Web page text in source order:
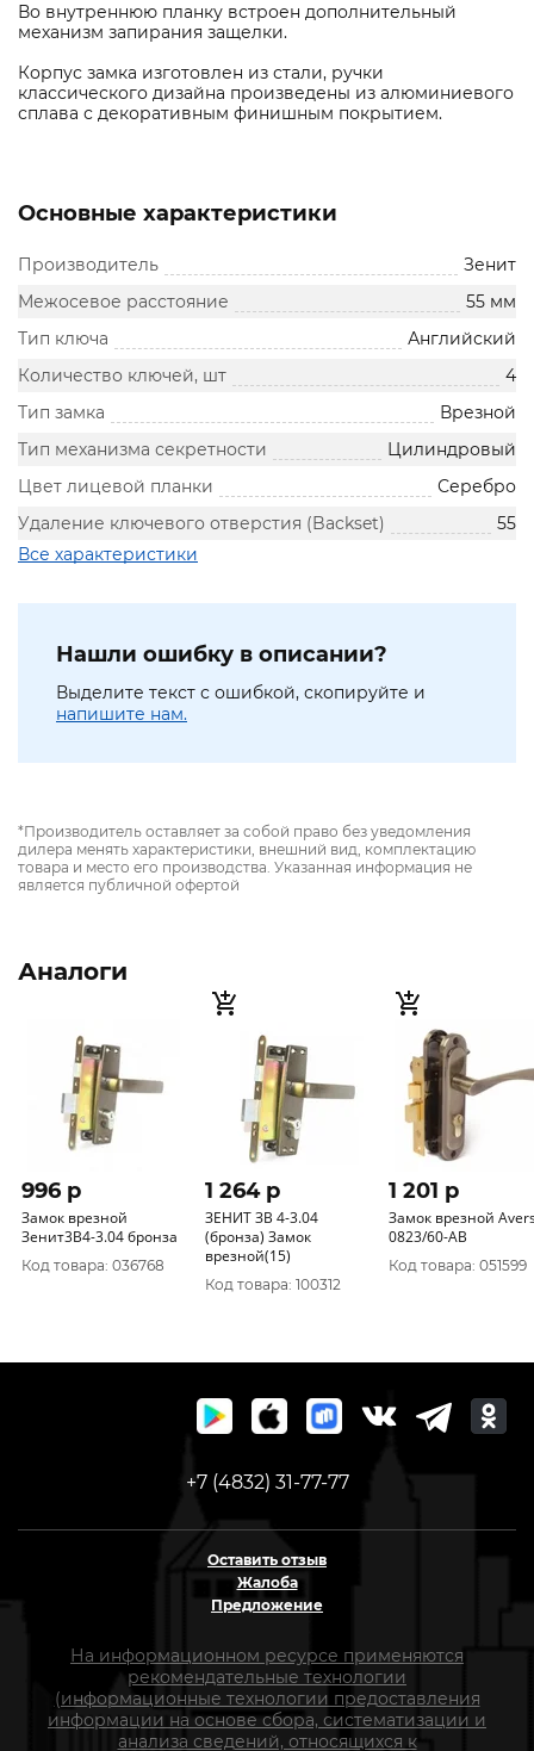
Во внутреннюю планку встроен дополнительный
механизм запирания защелки.
Корпус замка изготовлен из стали, ручки
классического дизайна произведены из алюминиевого
сплава с декоративным финишным покрытием.
Основные характеристики
Производитель
Зенит
Межосевое расстояние
55 мм
Тип ключа
Английский
Количество ключей, шт
4
Тип замка
Врезной
Тип механизма секретности
Цилиндровый
Цвет лицевой планки
Серебро
Удаление ключевого отверстия (Backset)
55
Все характеристики
Нашли ошибку в описании?
Выделите текст с ошибкой, скопируйте и
напишите нам.
*Производитель оставляет за собой право без уведомления
дилера менять характеристики, внешний вид, комплектацию
товара и место его производства. Указанная информация не
является публичной офертой
Аналоги
996 p
Замок врезной
Зенит3В4-3.04 бронза
Код товара: 036768
1 264 p
ЗЕНИТ ЗВ 4-3.04
(бронза) Замок
врезной(15)
Код товара: 100312
1 201 p
Замок врезной
0823/60-АВ
Код товара: 051599
+7 (4832) 31-77-77
Оставить отзыв
Жалоба
Предложение
На информационном ресурсе применяются
рекомендательные технологии
(информационные технологии предоставления
информации на основе сбора, систематизации и
анализа сведений, относящихся к